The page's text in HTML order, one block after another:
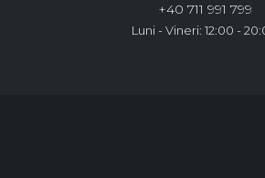
+40 711 991 799
Luni - Vineri: 12:00 -